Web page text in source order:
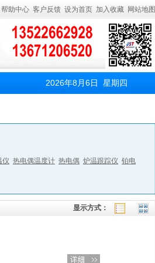
帮助中心 客户反馈 设为首页 加入收藏 网站地图
2026年8月6日 星期四
仪 热电偶温度计 热电偶 炉温跟踪仪 铂电
显示方式：